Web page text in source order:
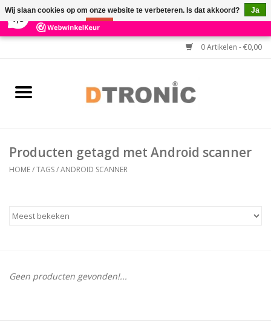
3 Reviews ×
0 Artikelen - €0,00
BARCODESCANNERS
HULP BIJ INSTALLATIE
Producten getagd met Android scanner
HOME/TAGS/ANDROID SCANNER
Geen producten gevonden!...
Wij slaan cookies op om onze website te verbeteren. Is dat akkoord?
Ja
Nee